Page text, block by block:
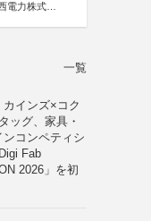
電力株式会
一覧
カインズ×コク
ッグ、家具・
コンペティシ
Fab
2026」を初